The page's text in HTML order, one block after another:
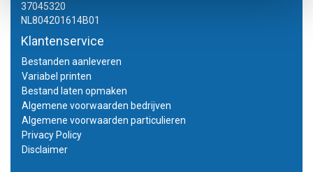
37045320
NL804201614B01
Klantenservice
Bestanden aanleveren
Variabel printen
Bestand laten opmaken
Algemene voorwaarden bedrijven
Algemene voorwaarden particulieren
Privacy Policy
Disclaimer